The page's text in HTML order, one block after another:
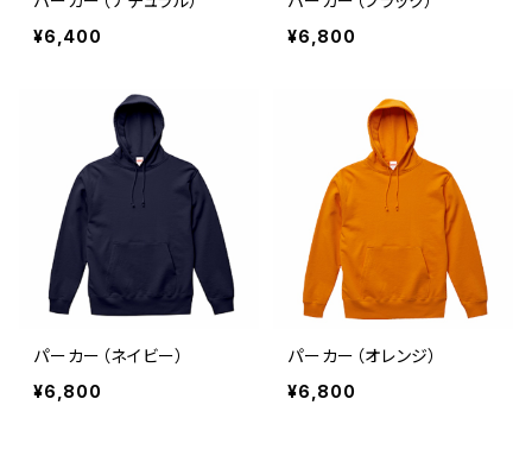
¥6,400
¥6,800
パーカー（ネイビー）
¥6,800
パーカー（オレンジ）
¥6,800